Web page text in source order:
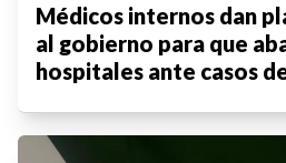
Médicos internos dan
al gobierno para que
hospitales ante casos